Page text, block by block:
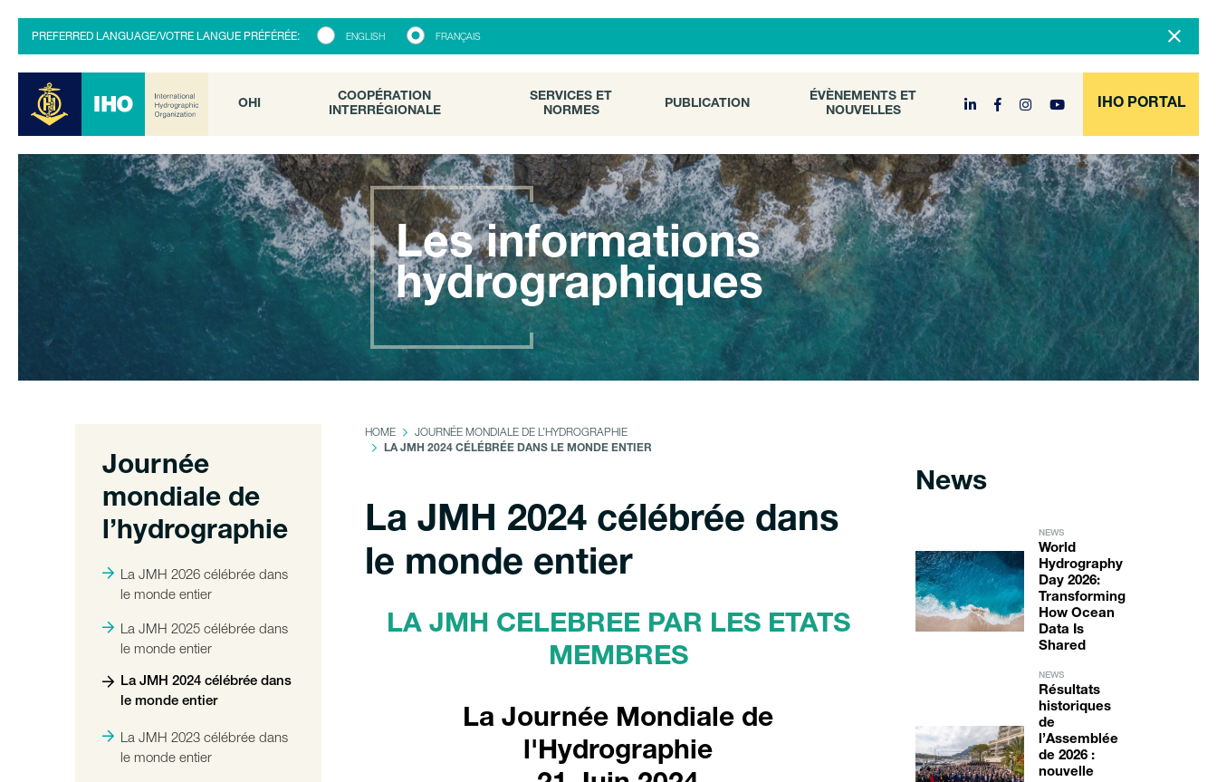
PREFERRED LANGUAGE/VOTRE LANGUE PRÉFÉRÉE: ENGLISH FRANÇAIS
OHI
COOPÉRATION
INTERRÉGIONALE
SERVICES ET
NORMES
PUBLICATION
ÉVÈNEMENTS ET
NOUVELLES
IHO PORTAL
OHI
COOPÉRATION
INTERRÉGIONALE
DOCUMENT
ARCHIVE
Les informations
hydrographiques
Journée
mondiale de
l’hydrographie
La JMH 2026 célébrée dans
le monde entier
La JMH 2025 célébrée dans
le monde entier
La JMH 2024 célébrée dans
le monde entier
La JMH 2023 célébrée dans
le monde entier
HOME JOURNÉE MONDIALE DE L’HYDROGRAPHIE
LA JMH 2024 CÉLÉBRÉE DANS LE MONDE ENTIER
La JMH 2024 célébrée dans
le monde entier
LA JMH CELEBREE PAR LES ETATS
MEMBRES
La Journée Mondiale de
l'Hydrographie
News
NEWS
World
Hydrography
Day 2026:
Transforming
How Ocean
Data Is
Shared
NEWS
Résultats
historiques
de
l’Assemblée
de 2026 :
nouvelle